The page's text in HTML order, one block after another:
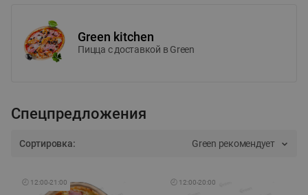
Green kitchen
Пицца c доставкой в Green
Спецпредложения
Сортировка: Green рекомендует
🕘 12:00-21:00 🕘 12:00-20:00